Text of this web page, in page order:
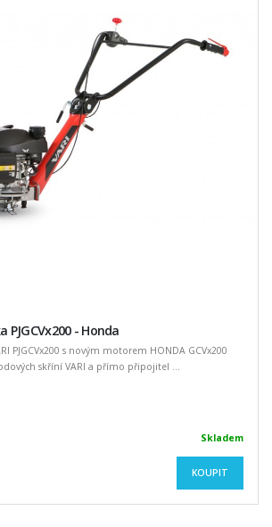
- Honda
PJGCVx200 s novým motorem HONDA GCVx200
skříní VARI a přímo připojitel ...
Skladem
KOUPIT